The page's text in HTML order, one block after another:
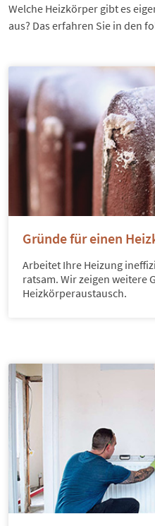
Welche Heizkörper gibt es
aus? Das erfahren Sie in den
Gründe für einen
Arbeitet Ihre Heizung
ratsam. Wir zeigen weitere
Heizkörperaustausch.